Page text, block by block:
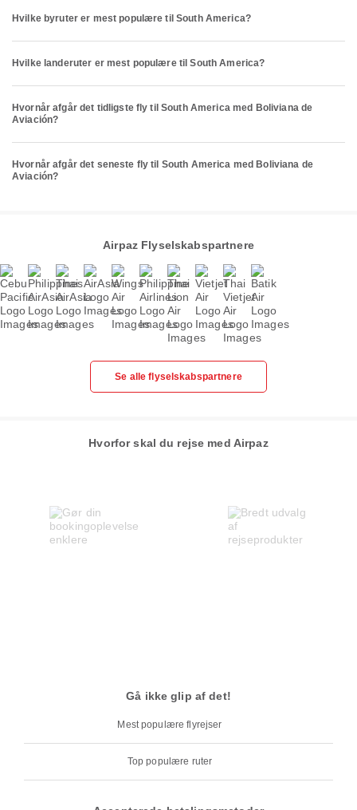
Hvilke byruter er mest populære til South America?
Hvilke landeruter er mest populære til South America?
Hvornår afgår det tidligste fly til South America med Boliviana de
Aviación?
Hvornår afgår det seneste fly til South America med Boliviana de
Aviación?
Airpaz Flyselskabspartnere
Se alle flyselskabspartnere
Hvorfor skal du rejse med Airpaz
Gå ikke glip af det!
Mest populære flyrejser
Top populære ruter